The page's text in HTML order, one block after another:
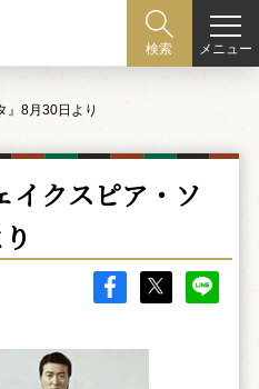
検索 メニュー
』8月30日より
イクスピア・ソ